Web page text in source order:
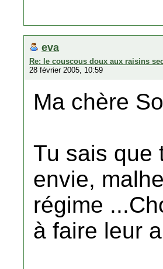
eva
Re: le couscous doux aux raisins
28 février 2005, 10:59
Ma chère
Tu sais que
envie,
régime
à faire leur